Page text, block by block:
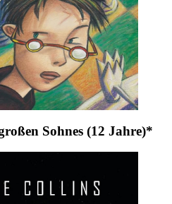
Sohnes (12 Jahre)*